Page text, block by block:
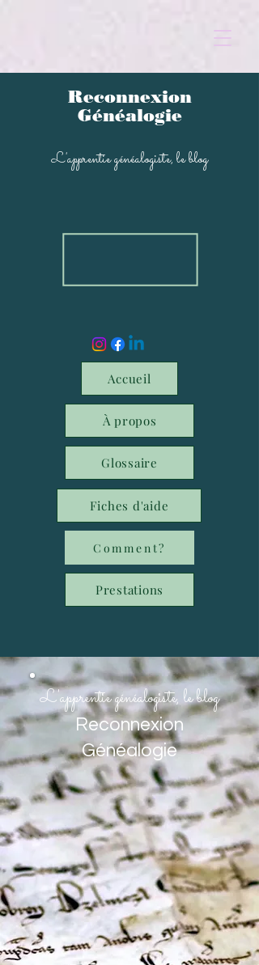
Reconnexion
Généalogie
L'apprentie généalogiste, le blog
Accueil
À propos
Glossaire
Fiches d'aide
Comment?
Prestations
L'apprentie généalogiste, le blog
Reconnexion
Généalogie